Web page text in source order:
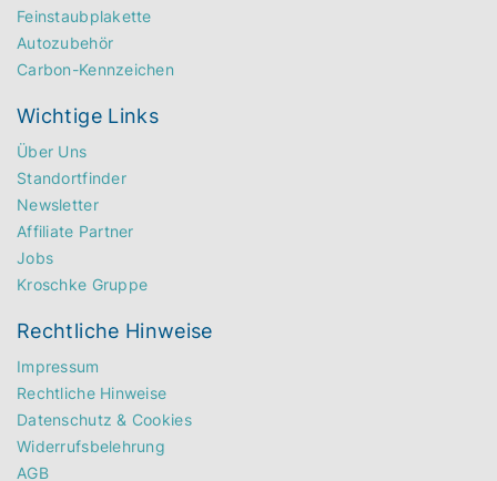
Feinstaubplakette
Autozubehör
Carbon-Kennzeichen
Wichtige Links
Über Uns
Standortfinder
Newsletter
Affiliate Partner
Jobs
Kroschke Gruppe
Rechtliche Hinweise
Impressum
Rechtliche Hinweise
Datenschutz & Cookies
Widerrufsbelehrung
AGB